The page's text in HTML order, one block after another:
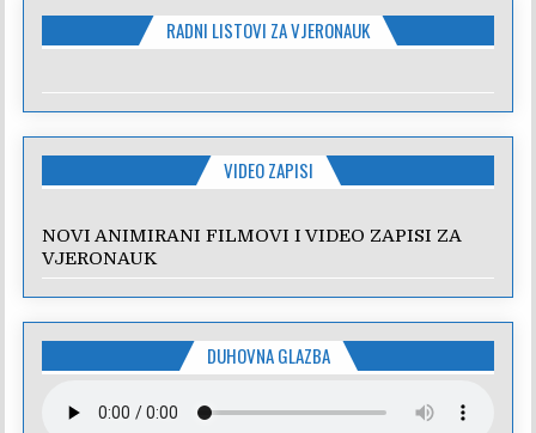
RADNI LISTOVI ZA VJERONAUK
VIDEO ZAPISI
NOVI ANIMIRANI FILMOVI I VIDEO ZAPISI ZA
VJERONAUK
DUHOVNA GLAZBA